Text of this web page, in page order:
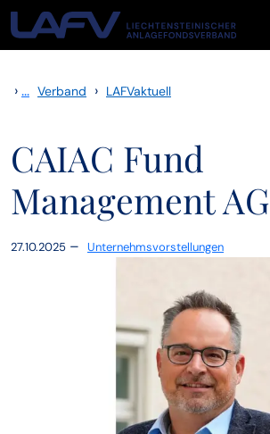
Zum Inhalt springen
›... Verband › LAFVaktuell
CAIAC Fund
Management AG
27.10.2025 – Unternehmsvorstellungen